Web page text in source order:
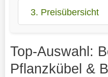
3. Preisübersicht
Top-Auswahl:
Pflanzkübel &